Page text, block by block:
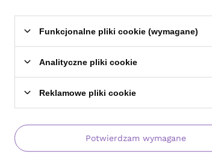
KUPILI TEN PRODUKT
Funkcjonalne pliki cookie (wymagane)
Analityczne pliki cookie
Reklamowe pliki cookie
Potwierdzam wymagane